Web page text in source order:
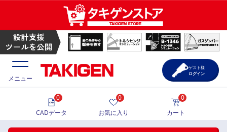
価格一覧
メニュー
0
CADデータ
0
お気に入り
0
カート
ゲスト様
ログイン